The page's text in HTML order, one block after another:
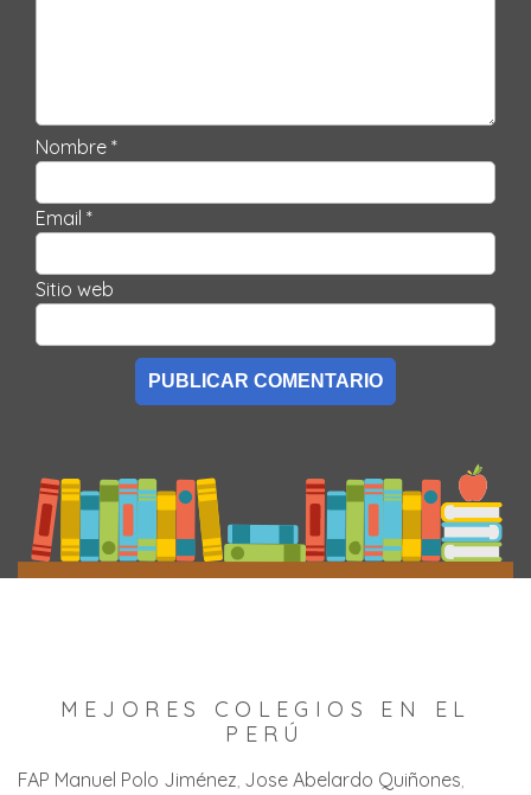
Nombre *
Email *
Sitio web
MEJORES COLEGIOS EN EL
PERÚ
FAP Manuel Polo Jiménez Jose Abelardo Quiñones